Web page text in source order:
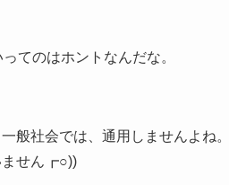
てのはホントなんだな。
般社会では、通用しませんよね
ません┏○))